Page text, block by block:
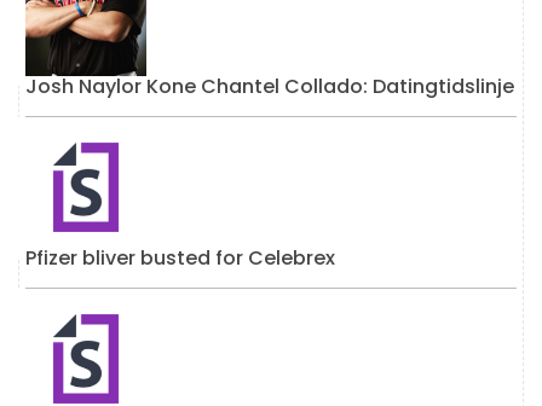
Josh Naylor Kone Chantel Collado: Datingtidslinje
Pfizer bliver busted for Celebrex